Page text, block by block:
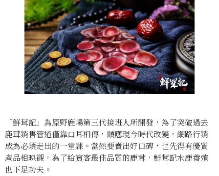
「鮮茸記」為原野鹿場第三代接班人所開發，為了突破過去
鹿茸銷售管道僅靠口耳相傳，順應現今時代改變，網路行銷
成為必須走出的一堂課。當然要賣出好口碑，也先得有優質
產品相映襯，為了給賓客最佳品質的鹿茸，鮮茸記水鹿養殖
也下足功夫。